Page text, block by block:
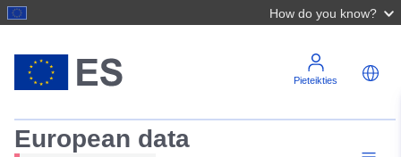
How do you know?
Pieteikties
European data